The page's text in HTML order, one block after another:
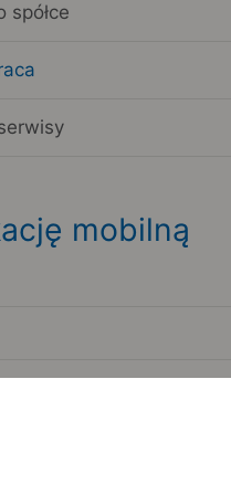
spółce
mobilną